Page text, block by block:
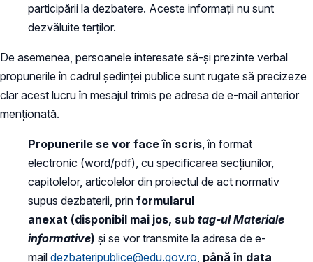
participării la dezbatere. Aceste informații nu sunt
dezvăluite terților.
De asemenea, persoanele interesate să-și prezinte verbal
propunerile în cadrul ședinței publice sunt rugate să precizeze
clar acest lucru în mesajul trimis pe adresa de e-mail anterior
menționată.
Propunerile se vor face în scris , în format
electronic (word/pdf), cu specificarea secțiunilor,
capitolelor, articolelor din proiectul de act normativ
supus dezbaterii, prin formularul
anexat (disponibil mai jos, sub tag-ul Materiale
informative) și se vor transmite la adresa de e-
mail dezbateripublice@edu.gov.ro până în data